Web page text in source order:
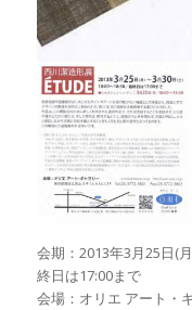
会期：2013年3月25日(
終日は17:00まで
会場：オリエ アート